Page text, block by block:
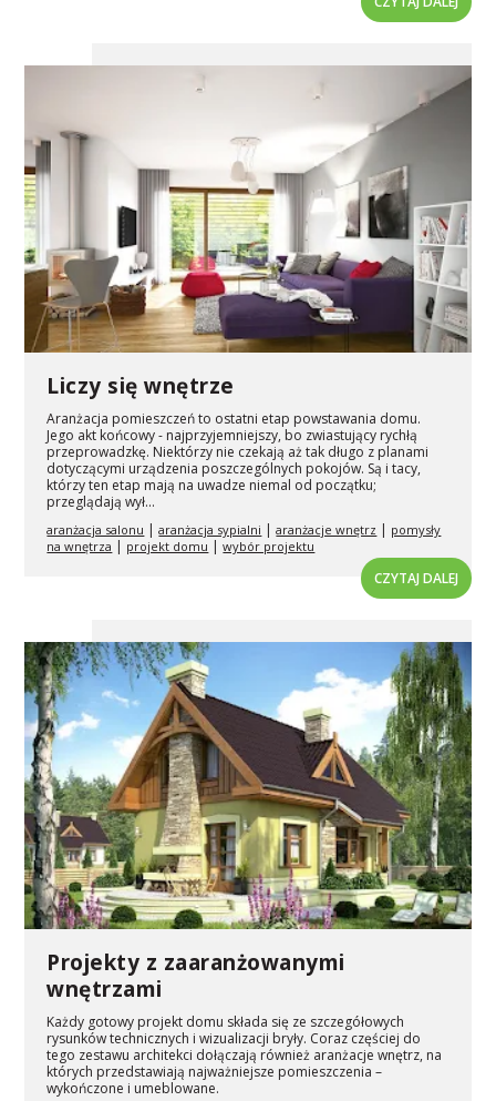
Liczy się wnętrze
Aranżacja pomieszczeń to ostatni etap powstawania domu.
Jego akt końcowy - najprzyjemniejszy, bo zwiastujący rychłą
przeprowadzkę. Niektórzy nie czekają aż tak długo z planami
dotyczącymi urządzenia poszczególnych pokojów. Są i tacy,
którzy ten etap mają na uwadze niemal od początku;
przeglądają wył...
aranżacja salonu |aranżacja sypialni |aranżacje wnętrz | pomysły
na wnętrza | projekt domu |wybór projektu
CZYTAJ DALEJ
Projekty z zaaranżowanymi
wnętrzami
Każdy gotowy projekt domu składa się ze szczegółowych
rysunków technicznych i wizualizacji bryły. Coraz częściej do
tego zestawu architekci dołączają również aranżacje wnętrz, na
których przedstawiają najważniejsze pomieszczenia –
wykończone i umeblowane.